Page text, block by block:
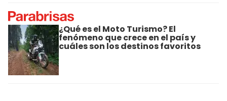
¿Qué es el Moto Turismo? El
fenómeno que crece en el país y
cuáles son los destinos favoritos